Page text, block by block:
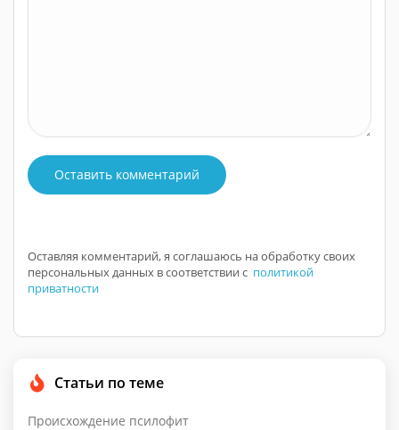
Оставить комментарий
Оставляя комментарий, я соглашаюсь на обработку своих
персональных данных в соответствии с политикой
приватности
Статьи по теме
Происхождение псилофит